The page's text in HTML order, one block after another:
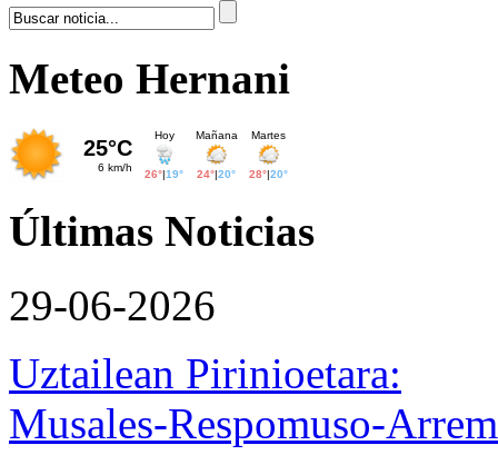
Meteo Hernani
Últimas Noticias
29-06-2026
Uztailean Pirinioetara:
Musales-Respomuso-